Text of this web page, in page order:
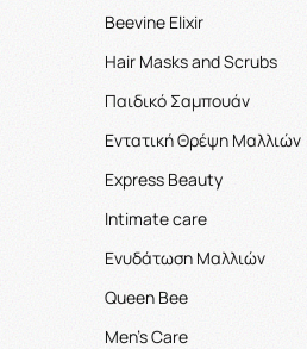
Beevine Elixir
Hair Masks and Scrubs
Παιδικό Σαμπουάν
Εντατική Θρέψη Μαλλιών
Express Beauty
Intimate care
Ενυδάτωση Μαλλιών
Queen Bee
Men's Care